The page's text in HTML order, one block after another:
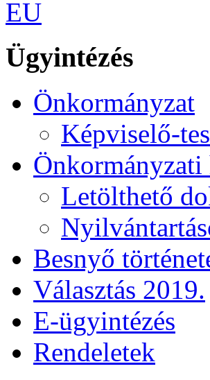
Ügyintézés
Önkormányzat
Képviselő-
Önkormányzati
Letölthető
Besnyő
Választás 2019.
E-ügyintézés
Rendeletek